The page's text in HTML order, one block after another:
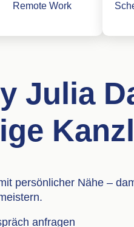
Remote Work
Julia
persönlicher Nähe –
anfragen